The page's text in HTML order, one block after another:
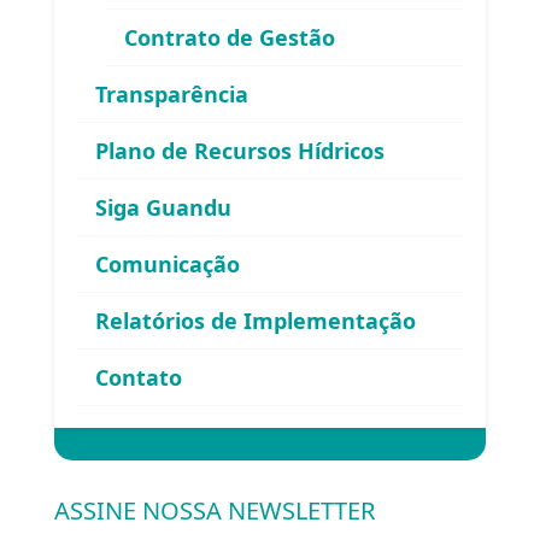
Contrato de Gestão
Transparência
Plano de Recursos Hídricos
Siga Guandu
Comunicação
Relatórios de Implementação
Contato
do Comitê Guandu-RJ
Esqueceu sua senha?
ASSINE NOSSA NEWSLETTER